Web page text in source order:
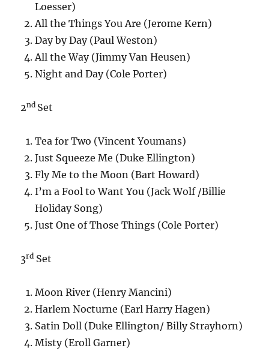
Loesser)
All the Things You Are (Jerome Kern)
Day by Day (Paul Weston)
All the Way (Jimmy Van Heusen)
Night and Day (Cole Porter)
2nd Set
Tea for Two (Vincent Youmans)
Just Squeeze Me (Duke Ellington)
Fly Me to the Moon (Bart Howard)
I’m a Fool to Want You (Jack Wolf /Billie
Holiday Song)
Just One of Those Things (Cole Porter)
3rd Set
Moon River (Henry Mancini)
Harlem Nocturne (Earl Harry Hagen)
Satin Doll (Duke Ellington/ Billy Strayhorn)
Misty (Eroll Garner)